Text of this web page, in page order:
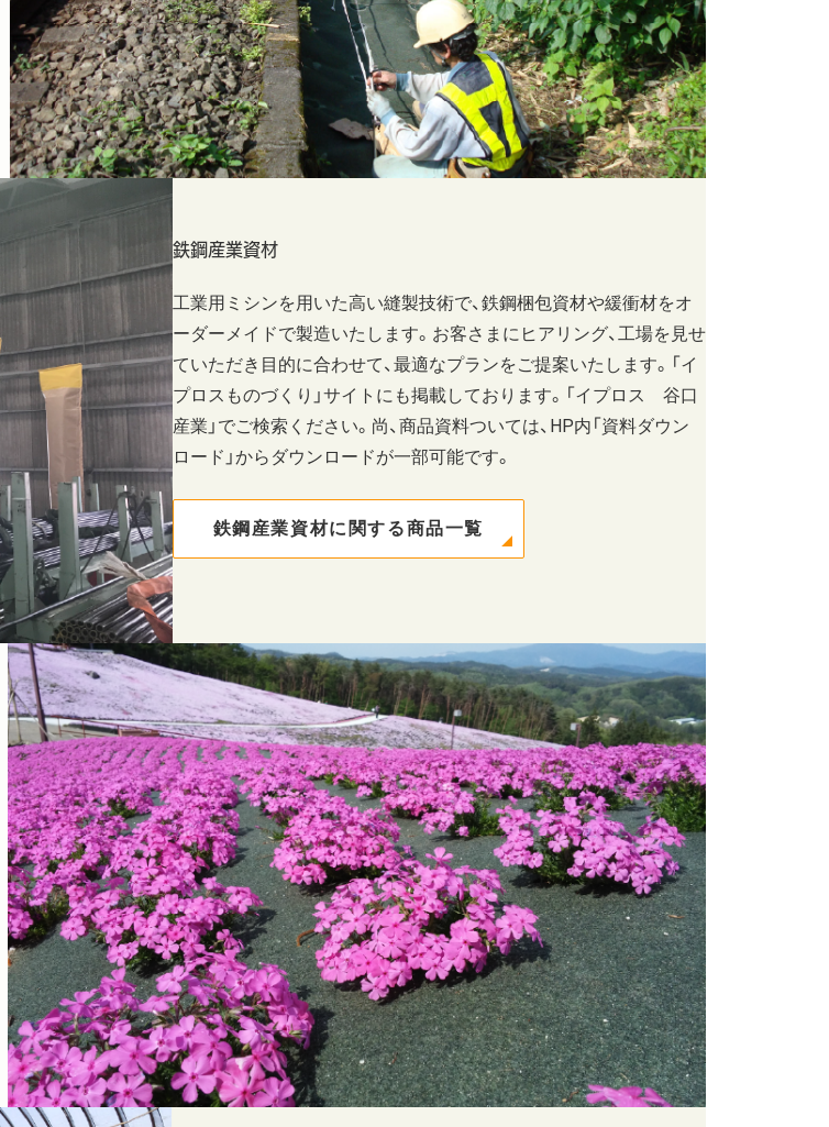
鉄鋼産業資材
工業用ミシンを用いた高い縫製技術で、鉄鋼梱包資材や緩衝材をオ
ーダーメイドで製造いたします。お客さまにヒアリング、工場を見せ
ていただき目的に合わせて、最適なプランをご提案いたします。「イ
プロスものづくり」サイトにも掲載しております。「イプロス 谷口
産業」でご検索ください。尚、商品資料ついては、HP内「資料ダウン
ロード」からダウンロードが一部可能です。
鉄鋼産業資材に関する商品一覧